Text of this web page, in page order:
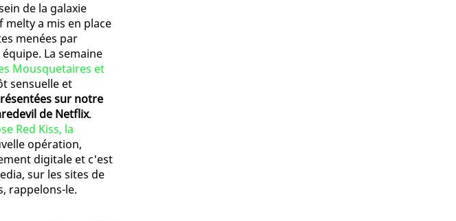
de la galaxie
a mis en place
menées par
La semaine
Mousquetaires et
sensuelle et
sur notre
de Netflix.
Red Kiss, la
opération,
digitale et c'est
sur les sites de
rappelons-le.